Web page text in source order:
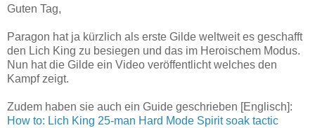
Guten Tag,
Paragon hat ja kürzlich als erste Gilde weltweit es geschafft
den Lich King zu besiegen und das im Heroischem Modus.
Nun hat die Gilde ein Video veröffentlicht welches den
Kampf zeigt.
Zudem haben sie auch ein Guide geschrieben [Englisch]:
How to: Lich King 25-man Hard Mode Spirit soak tactic